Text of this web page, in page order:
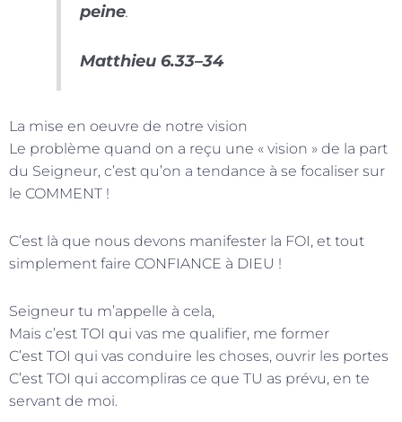
peine.
Matthieu 6.33–34
La mise en oeuvre de notre vision
Le problème quand on a reçu une « vision » de la part
du Seigneur, c’est qu’on a tendance à se focaliser sur
le COMMENT !
C’est là que nous devons manifester la FOI, et tout
simplement faire CONFIANCE à DIEU !
Seigneur tu m’appelle à cela,
Mais c’est TOI qui vas me qualifier, me former
C’est TOI qui vas conduire les choses, ouvrir les portes
C’est TOI qui accompliras ce que TU as prévu, en te
servant de moi.